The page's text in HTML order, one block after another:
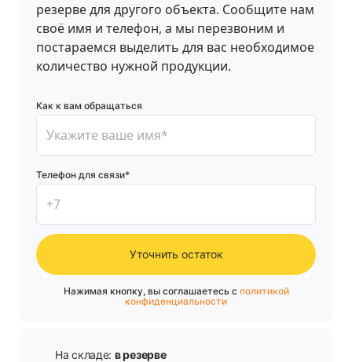
резерве для другого объекта. Сообщите нам
своё имя и телефон, а мы перезвоним и
постараемся выделить для вас необходимое
количество нужной продукции.
Как к вам обращаться
Телефон для связи*
Уточнить остаток
Нажимая кнопку, вы соглашаетесь с политикой
конфиденциальности
На складе: в резерве